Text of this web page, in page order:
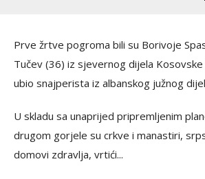
Prve žrtve pogroma bili su Borivoje
Tučev (36) iz sjevernog dijela
ubio snajperista iz albanskog južnog
U skladu sa unaprijed pripremljenim
drugom gorjele su crkve i manastiri,
domovi zdravlja, vrtići...